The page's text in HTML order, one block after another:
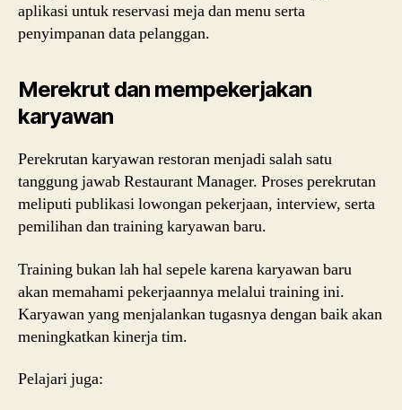
aplikasi untuk reservasi meja dan menu serta
penyimpanan data pelanggan.
Merekrut dan mempekerjakan
karyawan
Perekrutan karyawan restoran menjadi salah satu
tanggung jawab Restaurant Manager. Proses perekrutan
meliputi publikasi lowongan pekerjaan, interview, serta
pemilihan dan training karyawan baru.
Training bukan lah hal sepele karena karyawan baru
akan memahami pekerjaannya melalui training ini.
Karyawan yang menjalankan tugasnya dengan baik akan
meningkatkan kinerja tim.
Pelajari juga: